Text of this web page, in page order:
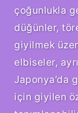
çoğunlukla
düğünler,
giyilmek
elbiseler,
Japonya’da
için giyilen